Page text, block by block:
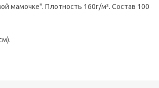
мамочке". Плотность 160г/м². Состав 100